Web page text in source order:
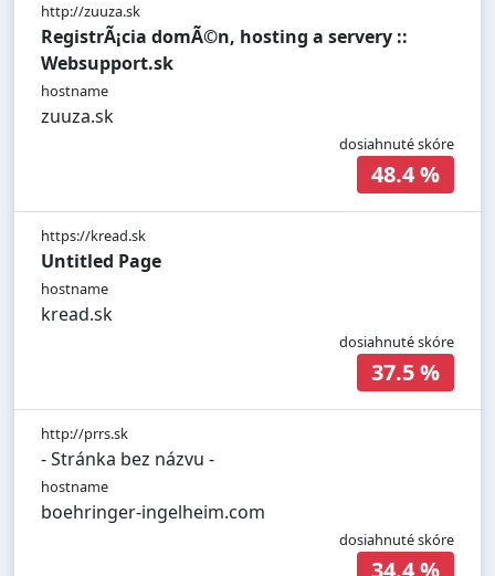
http://zuuza.sk
RegistrÃ¡cia domÃ©n, hosting a servery ::
Websupport.sk
hostname
zuuza.sk
dosiahnuté skóre
48.4 %
https://kread.sk
Untitled Page
hostname
kread.sk
dosiahnuté skóre
37.5 %
http://prrs.sk
- Stránka bez názvu -
hostname
boehringer-ingelheim.com
dosiahnuté skóre